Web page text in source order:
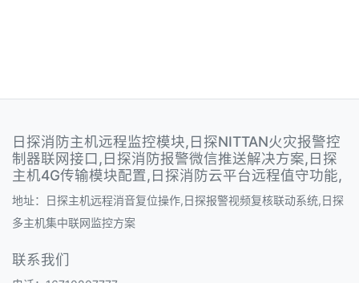
日探消防主机远程监控模块,日探NITTAN火灾报警控
制器联网接口,日探消防报警微信推送解决方案,日探
主机4G传输模块配置,日探消防云平台远程值守功能,
地址：日探主机远程消音复位操作,日探报警视频复核联动系统,日探
多主机集中联网监控方案
联系我们